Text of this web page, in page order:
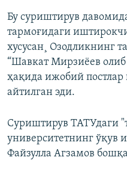
Бу суриштирув
тармоғидаги
хусусан¸ Озодликнинг
“Шавкат Мирзиёев олиб
ҳақида ижобий
айтилган эди.
Суриштирув ТАТУдаги
университетнинг ўқув
Файзулла Агзамов